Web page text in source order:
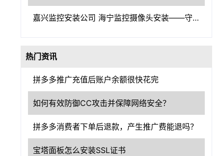
嘉兴监控安装公司 海宁监控摄像头安装——守护嘉兴，洞察一切
热门资讯
拼多多推广充值后账户余额很快花完
如何有效防御CC攻击并保障网络安全？
拼多多消费者下单后退款，产生推广费能退吗？
宝塔面板怎么安装SSL证书